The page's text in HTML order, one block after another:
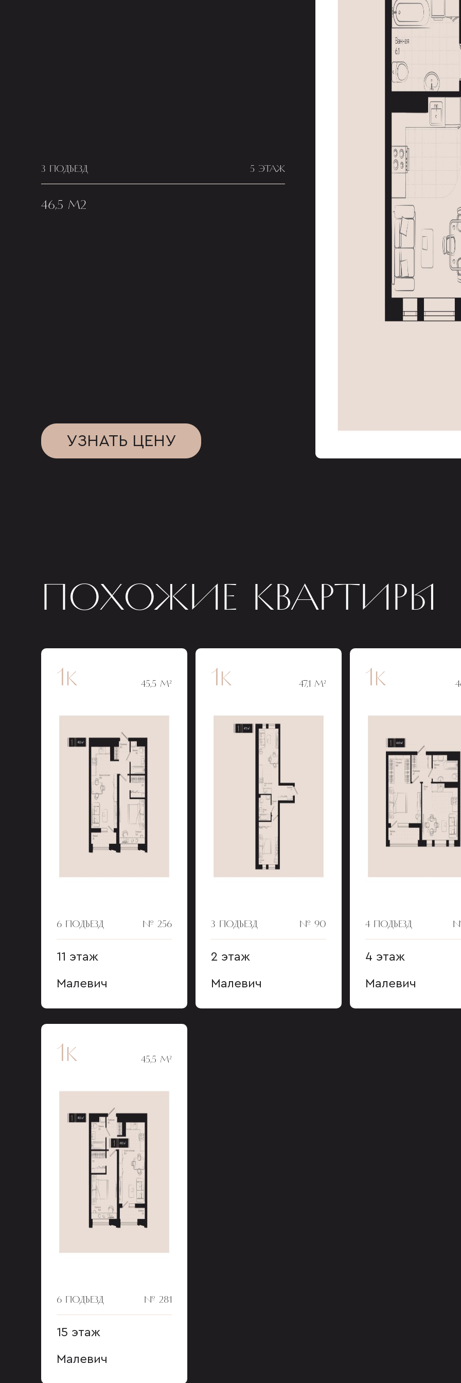
3 ПОДЪЕЗД 5 ЭТАЖ
46,5 М2
УЗНАТЬ ЦЕНУ
ПОХОЖИЕ КВАРТИРЫ
1к 45,5 М²
6 ПОДЪЕЗД № 256
11 этаж
Малевич
1к 47,1 М²
3 ПОДЪЕЗД № 90
2 этаж
Малевич
1к
4 ПОДЪЕЗД
4 этаж
Малевич
1к 45,5 М²
6 ПОДЪЕЗД № 281
15 этаж
Малевич